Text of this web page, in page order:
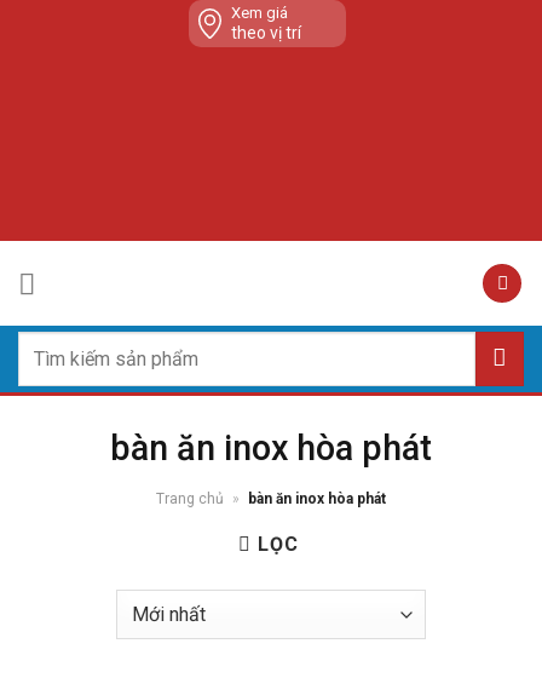
Xem giá
theo vị trí
kiếm:
bàn ăn inox hòa phát
Trang chủ » bàn ăn inox hòa phát
LỌC